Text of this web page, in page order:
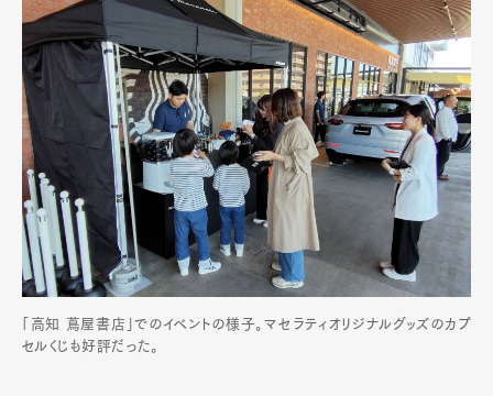
「高知 蔦屋書店」でのイベントの様子。マセラティオリジナルグッズのカプ
セルくじも好評だった。